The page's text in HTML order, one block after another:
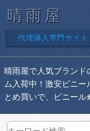
晴雨屋
代理購入専門サイト
晴雨屋で人気ブランド
ム入荷中！激安ビニ
とめ買いで、ビニール